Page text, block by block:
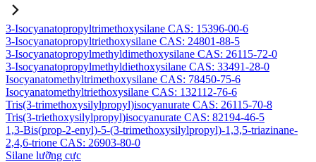
3-Isocyanatopropyltrimethoxysilane CAS: 15396-00-6
3-Isocyanatopropyltriethoxysilane CAS: 24801-88-5
3-Isocyanatopropylmethyldimethoxysilane CAS: 26115-72-0
3-Isocyanatopropylmethyldiethoxysilane CAS: 33491-28-0
Isocyanatomethyltrimethoxysilane CAS: 78450-75-6
Isocyanatomethyltriethoxysilane CAS: 132112-76-6
Tris(3-trimethoxysilylpropyl)isocyanurate CAS: 26115-70-8
Tris(3-triethoxysilylpropyl)isocyanurate CAS: 82194-46-5
1,3-Bis(prop-2-enyl)-5-(3-trimethoxysilylpropyl)-1,3,5-triazinane-
2,4,6-trione CAS: 26903-80-0
Silane lưỡng cực